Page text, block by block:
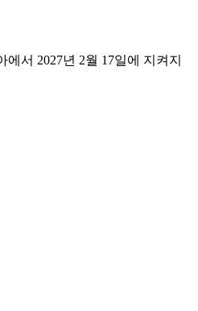
서 2027년 2월 17일에 지켜지